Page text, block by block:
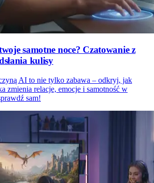
samotne noce? Czatowanie z
kulisy
AI to nie tylko zabawa – odkryj, jak
zmienia relacje, emocje i samotność w
sam!